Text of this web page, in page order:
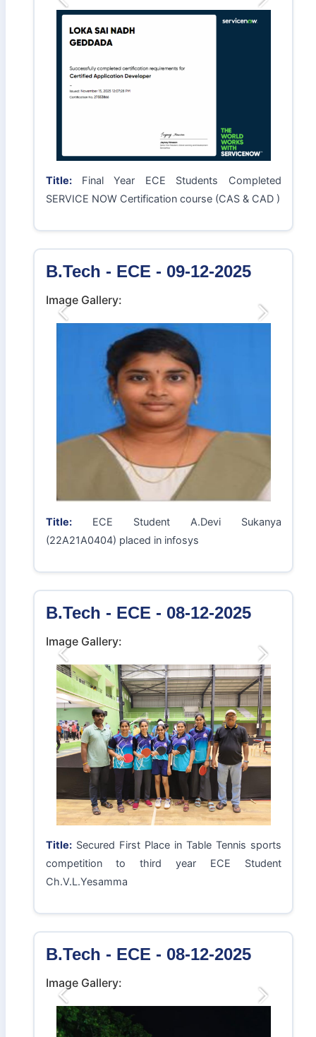
VELAMALA, Managing Partner, Microlink
Information Technologies, Vijayawada
B.Tech - ECE - 09-12-2025
Next
Title:Final Year ECE Students Completed
SERVICE NOW Certification course (CAS & CAD )
B.Tech - ECE - 09-12-2025
Image Gallery:
Title:ECE Student A.Devi Sukanya
(22A21A0404) placed in infosys
B.Tech - ECE - 08-12-2025
Image Gallery:
Previous Next
Title:Secured First Place in Table Tennis sports
competition to third year ECE Student
Ch.V.L.Yesamma